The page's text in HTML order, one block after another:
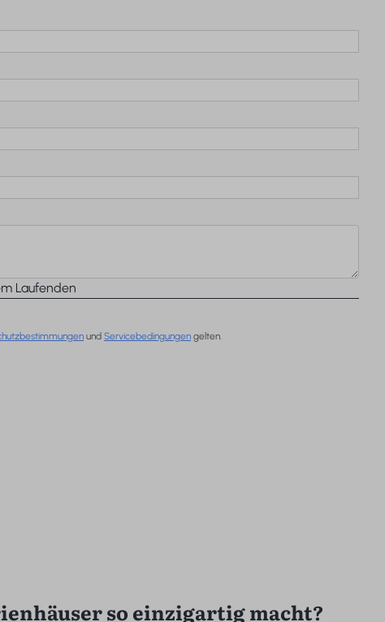
Laufenden
undServicebedingungen gelten.
so einzigartig macht?